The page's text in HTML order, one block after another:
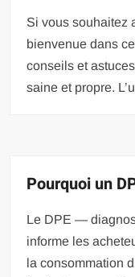
Si vous souhaitez
bienvenue dans
conseils et
saine et propre.
Pourquoi un
Le DPE —
informe les
la consommation